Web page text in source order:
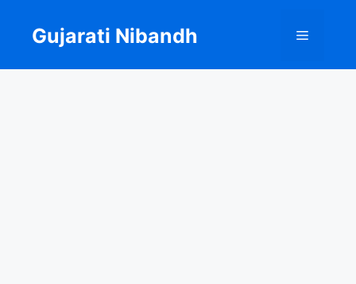
content
Gujarati Nibandh Menu